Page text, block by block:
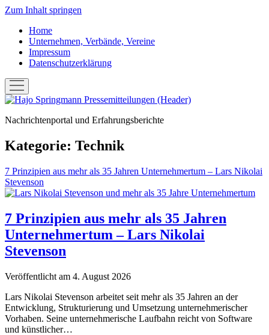
Zum Inhalt springen
Home
Unternehmen, Verbände, Vereine
Impressum
Datenschutzerklärung
Menü
öffnen
Hans-
"Hajo"
Pressemitteilungen
Nachrichtenportal und Erfahrungsberichte
Kategorie: Technik
7 Prinzipien aus mehr als 35 Jahren Unternehmertum – Lars Nikolai
Stevenson
7 Prinzipien aus mehr als 35 Jahren
Unternehmertum – Lars Nikolai
Stevenson
Veröffentlicht am 4. August 2026
Lars Nikolai Stevenson arbeitet seit mehr als 35 Jahren an der
Entwicklung, Strukturierung und Umsetzung unternehmerischer
Vorhaben. Seine unternehmerische Laufbahn reicht von Software
und künstlicher…